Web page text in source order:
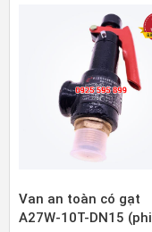
Van an toàn có gạt
A27W-10T-DN15 (phi